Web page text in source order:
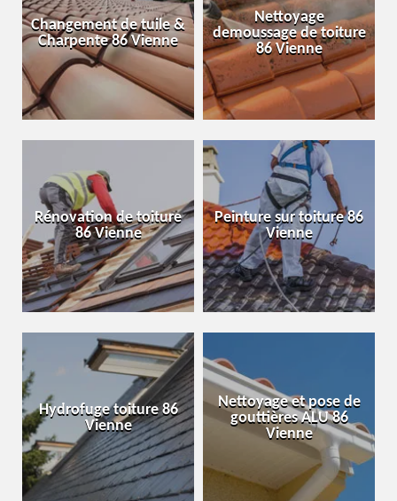
Changement de tuile &
Charpente 86 Vienne
Nettoyage
demoussage de toiture
86 Vienne
Rénovation de toiture
86 Vienne
Peinture sur toiture 86
Vienne
Hydrofuge toiture 86
Vienne
Nettoyage et pose de
gouttières ALU 86
Vienne